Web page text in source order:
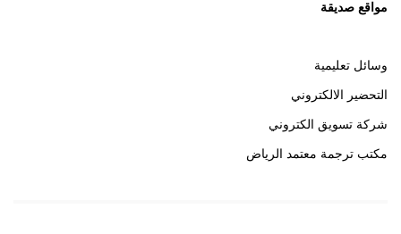
مواقع صديقة
وسائل تعليمية
التحضير الالكتروني
شركة تسويق الكتروني
مكتب ترجمة معتمد الرياض